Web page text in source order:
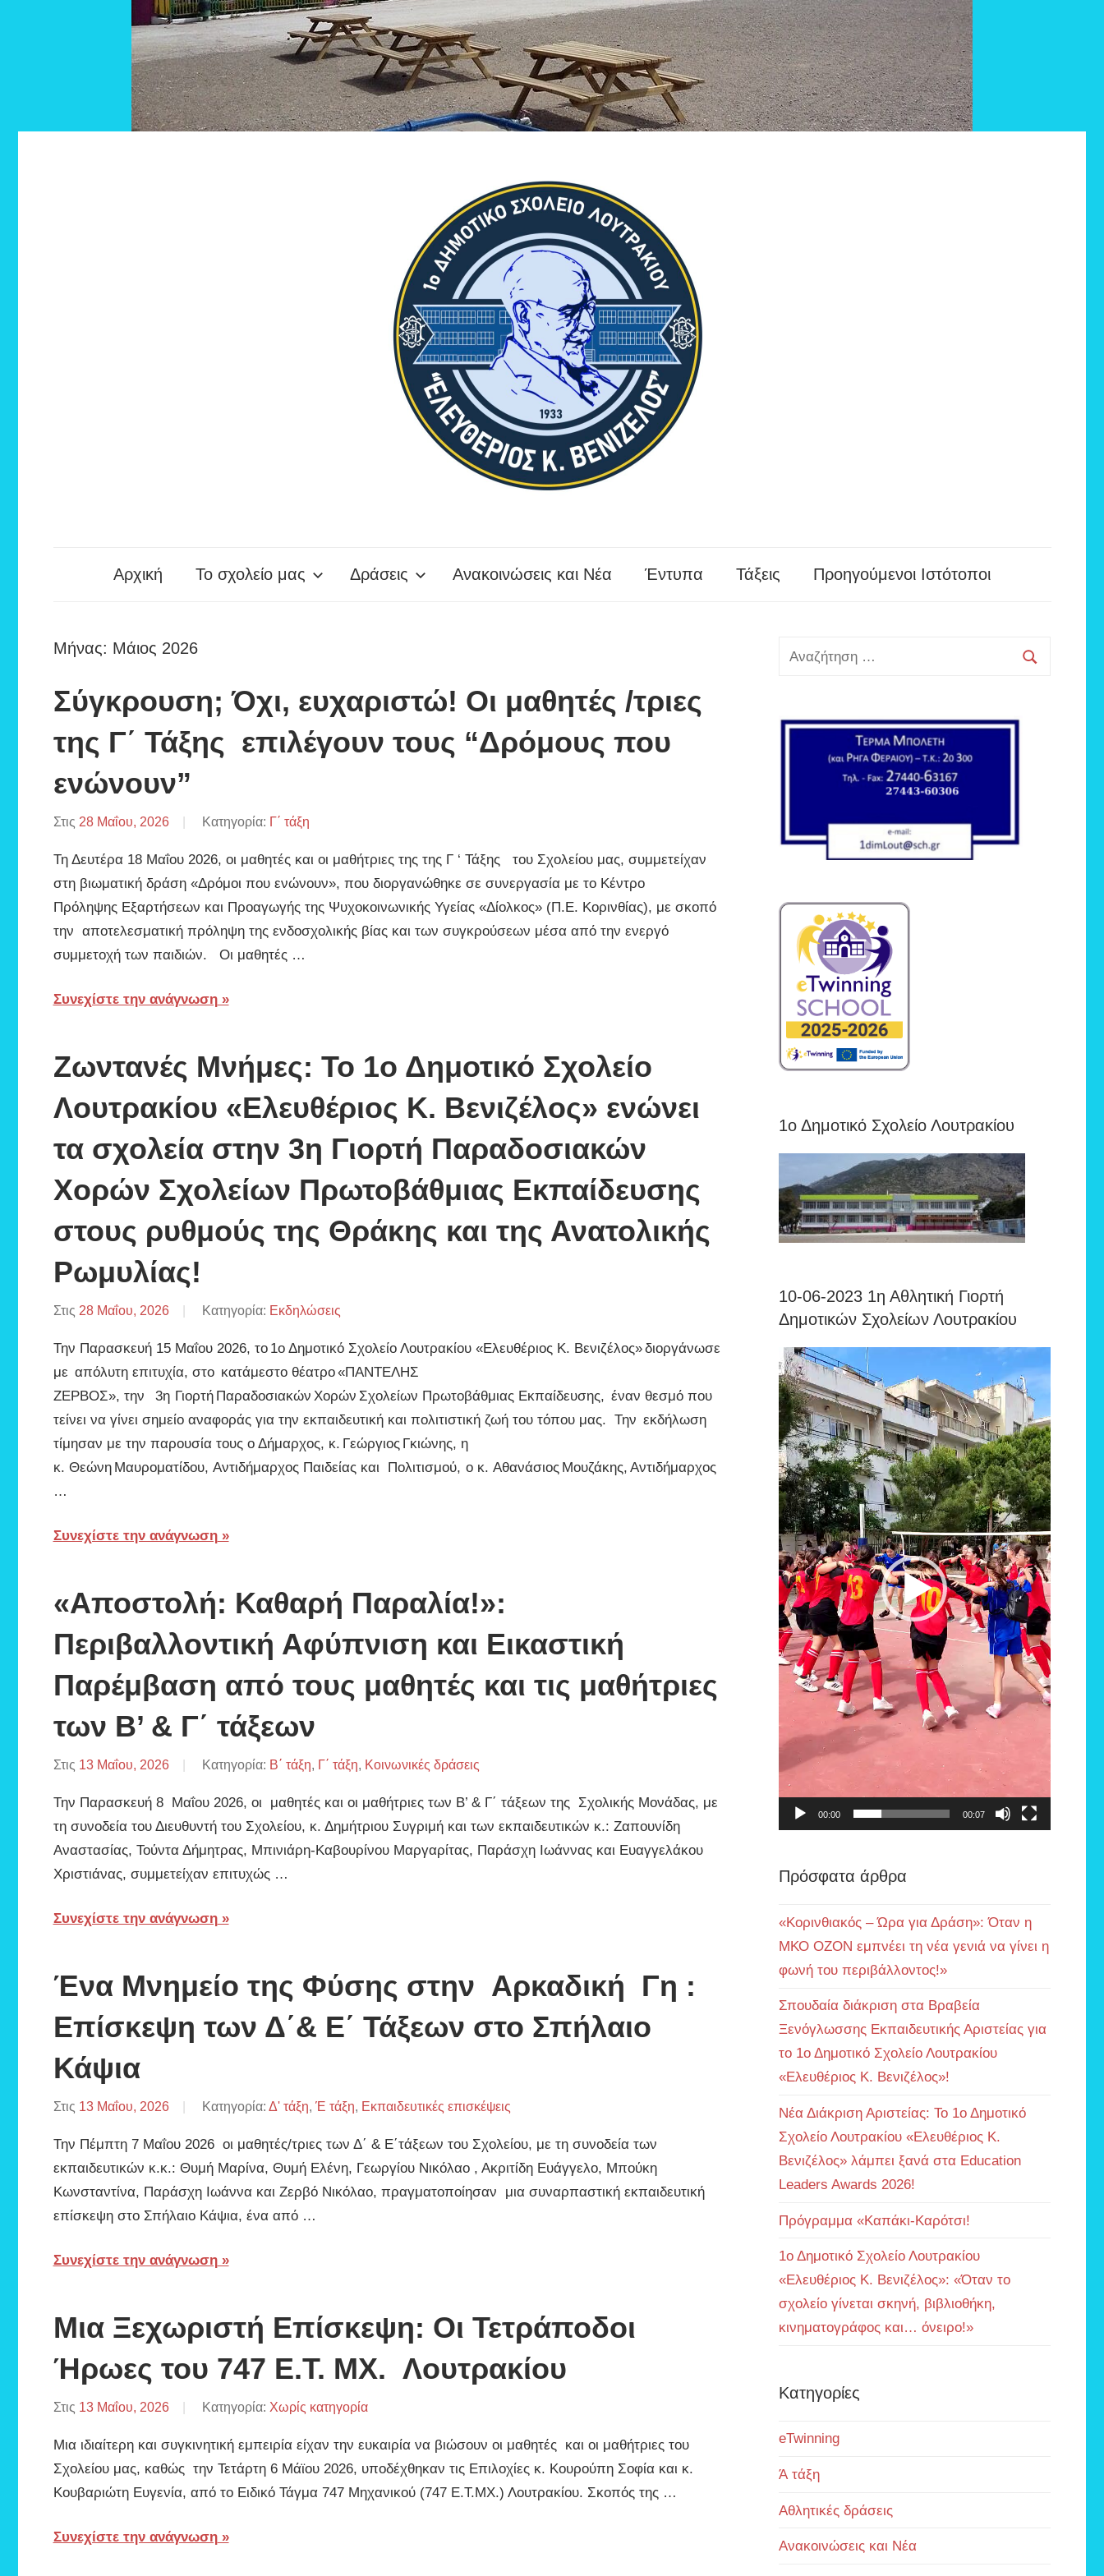
Σχολείο
Λουτρακίου
«Ελευθέριος
Κ.
Βενιζέλος»
Αρχική Το σχολείο μας Δράσεις Ανακοινώσεις και Νέα Έντυπα Τάξεις Προηγούμενοι Ιστότοποι
Μήνας: Μάιος 2026
Σύγκρουση; Όχι, ευχαριστώ! Οι μαθητές /τριες
της Γ΄ Τάξης επιλέγουν τους “Δρόμους που
ενώνουν”
Στις 28 Μαΐου, 2026
Από
ΠΑΡΙΣ
Κατηγορία: Γ΄ τάξη
Τη Δευτέρα 18 Μαΐου 2026, οι μαθητές και οι μαθήτριες της της Γ ‘ Τάξης του Σχολείου μας, συμμετείχαν
στη βιωματική δράση «Δρόμοι που ενώνουν», που διοργανώθηκε σε συνεργασία με το Κέντρο
Πρόληψης Εξαρτήσεων και Προαγωγής της Ψυχοκοινωνικής Υγείας «Δίολκος» (Π.Ε. Κορινθίας), με σκοπό
την αποτελεσματική πρόληψη της ενδοσχολικής βίας και των συγκρούσεων μέσα από την ενεργό
συμμετοχή των παιδιών. Οι μαθητές …
Συνεχίστε την ανάγνωση
Ζωντανές Μνήμες: Το 1ο Δημοτικό Σχολείο
Λουτρακίου «Ελευθέριος Κ. Βενιζέλος» ενώνει
τα σχολεία στην 3η Γιορτή Παραδοσιακών
Χορών Σχολείων Πρωτοβάθμιας Εκπαίδευσης
στους ρυθμούς της Θράκης και της Ανατολικής
Ρωμυλίας!
Στις 28 Μαΐου, 2026
Από
ΠΑΡΙΣ
Κατηγορία: Εκδηλώσεις
Την Παρασκευή 15 Μαΐου 2026, το 1ο Δημοτικό Σχολείο Λουτρακίου «Ελευθέριος Κ. Βενιζέλος» διοργάνωσε
με απόλυτη επιτυχία, στο κατάμεστο θέατρο «ΠΑΝΤΕΛΗΣ
ΖΕΡΒΟΣ», την 3η Γιορτή Παραδοσιακών Χορών Σχολείων Πρωτοβάθμιας Εκπαίδευσης, έναν θεσμό που
τείνει να γίνει σημείο αναφοράς για την εκπαιδευτική και πολιτιστική ζωή του τόπου μας. Την εκδήλωση
τίμησαν με την παρουσία τους ο Δήμαρχος, κ. Γεώργιος Γκιώνης, η
κ. Θεώνη Μαυροματίδου, Αντιδήμαρχος Παιδείας και Πολιτισμού, ο κ. Αθανάσιος Μουζάκης, Αντιδήμαρχος
…
Συνεχίστε την ανάγνωση
«Αποστολή: Καθαρή Παραλία!»:
Περιβαλλοντική Αφύπνιση και Εικαστική
Παρέμβαση από τους μαθητές και τις μαθήτριες
των Β’ & Γ΄ τάξεων
Στις 13 Μαΐου, 2026
Από
ΠΑΡΙΣ
Κατηγορία: Β΄ τάξη, Γ΄ τάξη, Κοινωνικές δράσεις
Την Παρασκευή 8 Μαΐου 2026, οι μαθητές και οι μαθήτριες των Β’ & Γ΄ τάξεων της Σχολικής Μονάδας, με
τη συνοδεία του Διευθυντή του Σχολείου, κ. Δημήτριου Συγριμή και των εκπαιδευτικών κ.: Ζαπουνίδη
Αναστασίας, Τούντα Δήμητρας, Μπινιάρη-Καβουρίνου Μαργαρίτας, Παράσχη Ιωάννας και Ευαγγελάκου
Χριστιάνας, συμμετείχαν επιτυχώς …
Συνεχίστε την ανάγνωση
Ένα Μνημείο της Φύσης στην Αρκαδική Γη :
Επίσκεψη των Δ΄& Ε΄ Τάξεων στο Σπήλαιο
Κάψια
Στις 13 Μαΐου, 2026
Από
ΠΑΡΙΣ
Κατηγορία: Δ' τάξη, Έ τάξη, Εκπαιδευτικές επισκέψεις
Την Πέμπτη 7 Μαΐου 2026 οι μαθητές/τριες των Δ΄ & Ε΄τάξεων του Σχολείου, με τη συνοδεία των
εκπαιδευτικών κ.κ.: Θυμή Μαρίνα, Θυμή Ελένη, Γεωργίου Νικόλαο , Ακριτίδη Ευάγγελο, Μπούκη
Κωνσταντίνα, Παράσχη Ιωάννα και Ζερβό Νικόλαο, πραγματοποίησαν μια συναρπαστική εκπαιδευτική
επίσκεψη στο Σπήλαιο Κάψια, ένα από …
Συνεχίστε την ανάγνωση
Μια Ξεχωριστή Επίσκεψη: Οι Τετράποδοι
Ήρωες του 747 Ε.Τ. ΜΧ. Λουτρακίου
Στις 13 Μαΐου, 2026
Από
ΠΑΡΙΣ
Κατηγορία: Χωρίς κατηγορία
Μια ιδιαίτερη και συγκινητική εμπειρία είχαν την ευκαιρία να βιώσουν οι μαθητές και οι μαθήτριες του
Σχολείου μας, καθώς την Τετάρτη 6 Μάϊου 2026, υποδέχθηκαν τις Επιλοχίες κ. Κουρούπη Σοφία και κ.
Κουβαριώτη Ευγενία, από το Ειδικό Τάγμα 747 Μηχανικού (747 Ε.Τ.ΜΧ.) Λουτρακίου. Σκοπός της …
Συνεχίστε την ανάγνωση
Αναζήτηση
1ο Δημοτικό Σχολείο Λουτρακίου
10-06-2023 1η Αθλητική Γιορτή
Δημοτικών Σχολείων Λουτρακίου
Πρόγραμμα
Αναπαραγωγής
Βίντεο
00:00 00:07
Πρόσφατα άρθρα
«Κορινθιακός – Ώρα για Δράση»: Όταν η
ΜΚΟ ΟΖΟΝ εμπνέει τη νέα γενιά να γίνει η
φωνή του περιβάλλοντος!»
Σπουδαία διάκριση στα Βραβεία
Ξενόγλωσσης Εκπαιδευτικής Αριστείας για
το 1ο Δημοτικό Σχολείο Λουτρακίου
«Ελευθέριος Κ. Βενιζέλος»!
Νέα Διάκριση Αριστείας: Το 1ο Δημοτικό
Σχολείο Λουτρακίου «Ελευθέριος Κ.
Βενιζέλος» λάμπει ξανά στα Education
Leaders Awards 2026!
Πρόγραμμα «Καπάκι-Καρότσι!
1ο Δημοτικό Σχολείο Λουτρακίου
«Ελευθέριος Κ. Βενιζέλος»: «Όταν το
σχολείο γίνεται σκηνή, βιβλιοθήκη,
κινηματογράφος και… όνειρο!»
Kατηγορίες
eTwinning
Ά τάξη
Αθλητικές δράσεις
Ανακοινώσεις και Νέα